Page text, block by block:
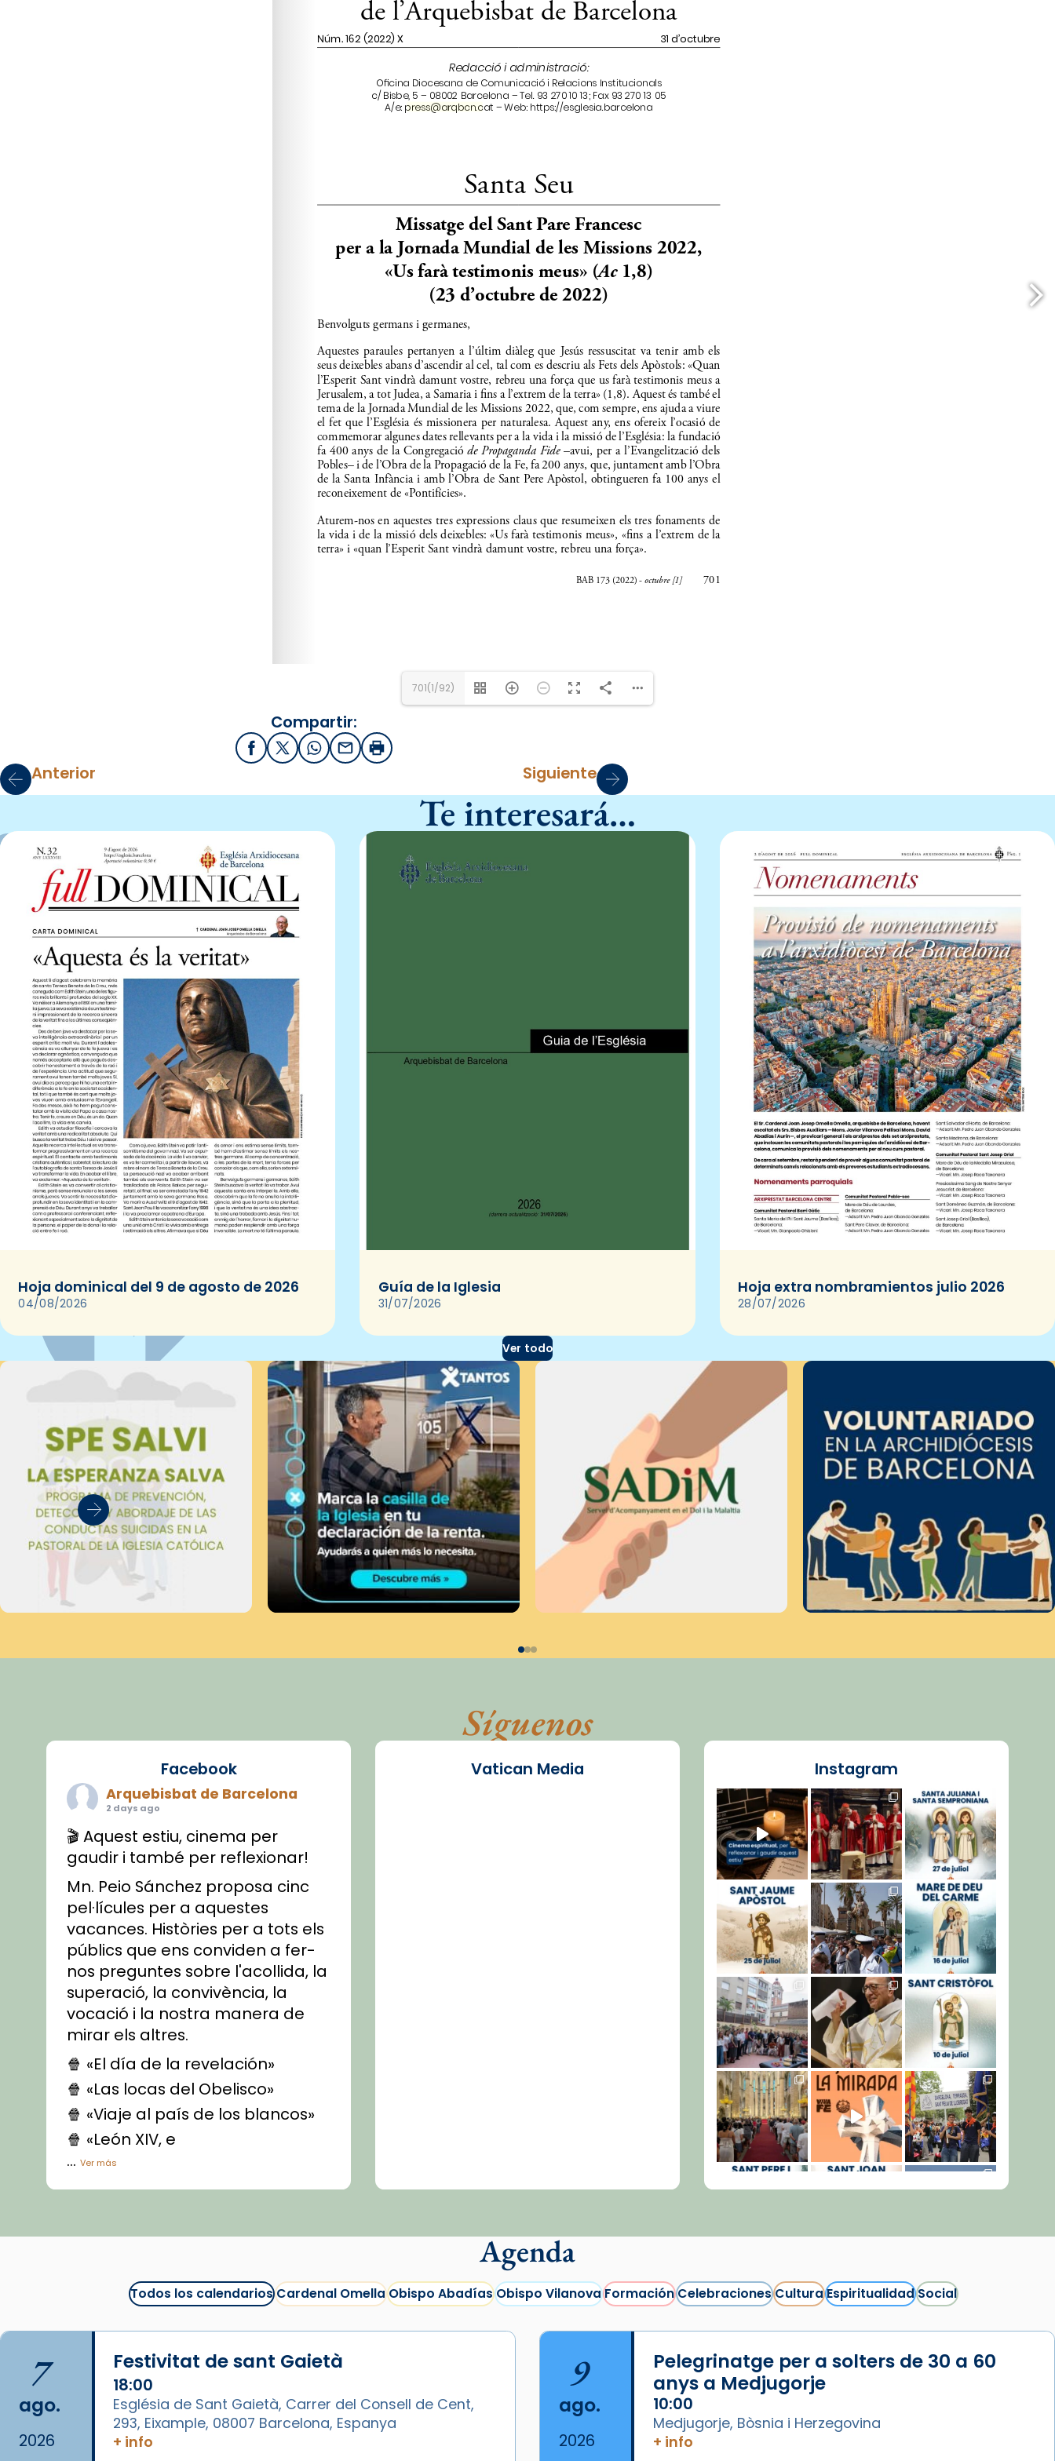
A/e: press@arqbcn.cat – Web: https://esglesia.barcelona
701(1/92)
Compartir:
FacebookX / Twitter
WhatsApp
EmailImprimir
Anterior Siguiente
Te interesará…
Hoja dominical del 9 de agosto de 2026
04/08/2026
Guía de la Iglesia
31/07/2026
Hoja extra nombramientos julio 2026
28/07/2026
Ver todo
Síguenos
Facebook
Arquebisbat de Barcelona
2 days ago
🎬 Aquest estiu, cinema per
gaudir i també per reflexionar!
Mn. Peio Sánchez proposa cinc
pel·lícules per a aquestes
vacances. Històries per a tots els
públics que ens conviden a fer-
nos preguntes sobre l'acollida, la
superació, la convivència, la
vocació i la nostra manera de
mirar els altres.
🍿 «El día de la revelación»
🍿 «Las locas del Obelisco»
🍿 «Viaje al país de los blancos»
🍿 «León XIV, e
...Ver más
Vídeo
La Carmina va patir depressió.
arribar el seu testimoni al papa
Lleó XIV.
Recupera l'entrevista
compVatican News tican News 👇
Vatican Media Instagram
Cargar más...
Agenda
Todos los calendariosCardenal OmellaObispo AbadíasObispo VilanovaFormaciónCelebracionesCulturaEspiritualidadSocial
7
ago.
2026
Festivitat de sant Gaietà
18:00
Església de Sant Gaietà, Carrer del Consell de Cent,
293, Eixample, 08007 Barcelona, Espanya
+ info
9
ago.
2026
Pelegrinatge per a solters de 30 a 60
anys a Medjugorje
10:00
Medjugorje, Bòsnia i Herzegovina
+ info